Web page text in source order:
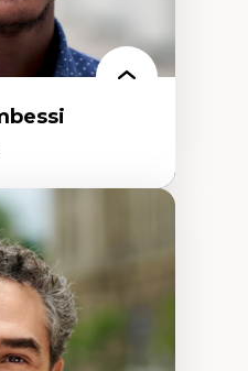
naturelles
du territoire